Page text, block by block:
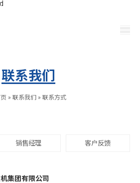
联系我们
» 联系我们 » 联系方式
销售经理 客户反馈
集团有限公司